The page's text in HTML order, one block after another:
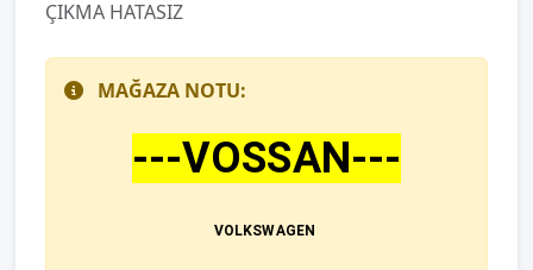
ÇIKMA HATASIZ
MAĞAZA NOTU:
---VOSSAN---
VOLKSWAGEN